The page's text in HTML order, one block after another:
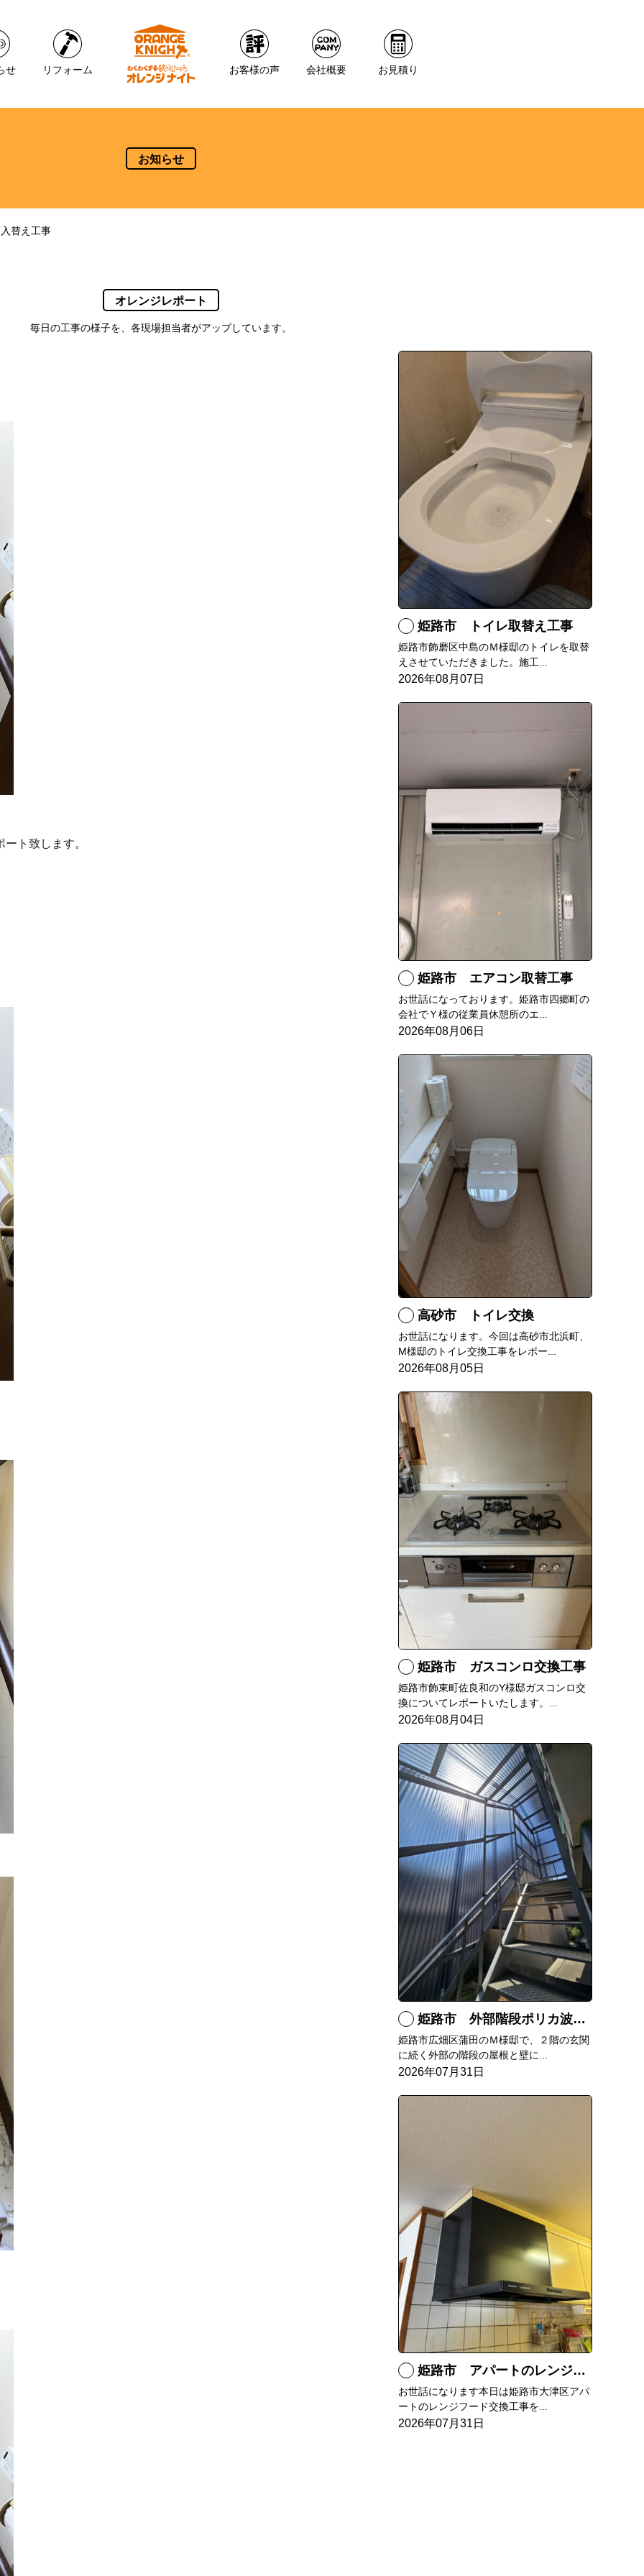
せ リフォーム お客様の声 会社概要 お見積り
お知らせ
替え工事
オレンジレポート
毎日の工事の様子を、各現場担当者がアップしています。
ト致します。
姫路市 トイレ取替え工事
姫路市飾磨区中島のＭ様邸のトイレを取替
えさせていただきました。施工...
2026年08月07日
姫路市 エアコン取替工事
お世話になっております。姫路市四郷町の
会社でＹ様の従業員休憩所のエ...
2026年08月06日
高砂市 トイレ交換
お世話になります。今回は高砂市北浜町、
M様邸のトイレ交換工事をレポー...
2026年08月05日
姫路市 ガスコンロ交換工事
姫路市飾東町佐良和のY様邸ガスコンロ交
換についてレポートいたします。...
2026年08月04日
姫路市 外部階段ポリカ波板張替工事
姫路市広畑区蒲田のＭ様邸で、２階の玄関
に続く外部の階段の屋根と壁に...
2026年07月31日
姫路市 アパートのレンジフード交換
お世話になります本日は姫路市大津区アパ
ートのレンジフード交換工事を...
2026年07月31日